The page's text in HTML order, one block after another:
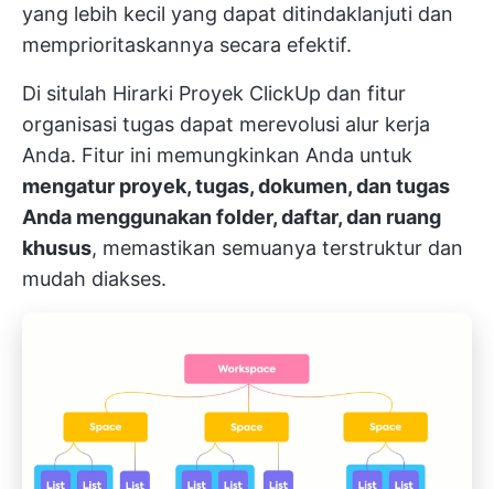
yang lebih kecil yang dapat ditindaklanjuti dan
memprioritaskannya secara efektif.
Di situlah Hirarki Proyek ClickUp dan fitur
organisasi tugas dapat merevolusi alur kerja
Anda. Fitur ini memungkinkan Anda untuk
mengatur proyek, tugas, dokumen, dan tugas
Anda menggunakan folder, daftar, dan ruang
khusus, memastikan semuanya terstruktur dan
mudah diakses.